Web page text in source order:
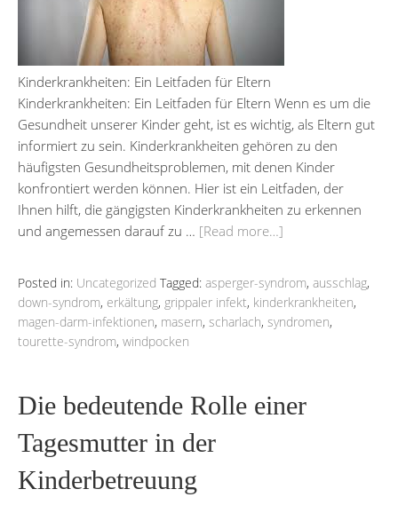
Kinderkrankheiten: Ein Leitfaden für Eltern
Kinderkrankheiten: Ein Leitfaden für Eltern Wenn es um die
Gesundheit unserer Kinder geht, ist es wichtig, als Eltern gut
informiert zu sein. Kinderkrankheiten gehören zu den
häufigsten Gesundheitsproblemen, mit denen Kinder
konfrontiert werden können. Hier ist ein Leitfaden, der
Ihnen hilft, die gängigsten Kinderkrankheiten zu erkennen
und angemessen darauf zu … [Read more…]
Posted in: Uncategorized Tagged: asperger-syndrom, ausschlag,
down-syndrom, erkältung, grippaler infekt, kinderkrankheiten,
magen-darm-infektionen, masern, scharlach, syndromen,
tourette-syndrom, windpocken
Die bedeutende Rolle einer
Tagesmutter in der
Kinderbetreuung